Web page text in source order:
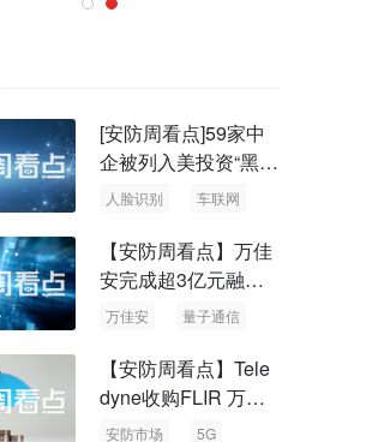
[安防周看点]59家中
企被列入美投资“黑名
单” 中国信通院启动
人脸识别 车联网
【安防周看点】万佳
安完成超3亿元融资
国内首批量子通信标
万佳安 量子通信
【安防周看点】Tele
dyne收购FLIR 万物
云新品牌“万御安防”
安防市场 5G